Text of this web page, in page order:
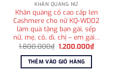
KHĂN QUÀNG NỮ
Khăn quàng cổ cao cấp len
Cashmere cho nữ KQ-WD02
làm quà tặng bạn gái, sếp
nữ, mẹ, cô, dì, chị – em gái…
1.800.000₫ Giá
là:
1.800.000₫.
1.200.000₫Giá
hiện
THÊM VÀO GIỎ HÀNG